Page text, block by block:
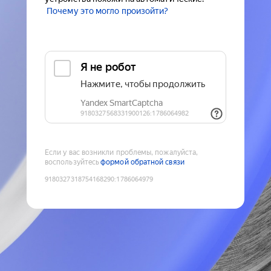
Почему это могло произойти?
Если у вас возникли проблемы, пожалуйста,
воспользуйтесьформой обратной связи
9180327318754168290:1786064979